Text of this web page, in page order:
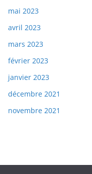
mai 2023
avril 2023
mars 2023
février 2023
janvier 2023
décembre 2021
novembre 2021